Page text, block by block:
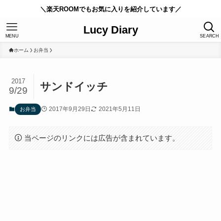
＼楽天ROOMでもお気に入りを紹介しています／
Lucy Diary SEARCH
MENU
ホーム お弁当
サンドイッチ
2017
9/29
お弁当 2017年9月29日 2021年5月11日
当ページのリンクには広告が含まれています。